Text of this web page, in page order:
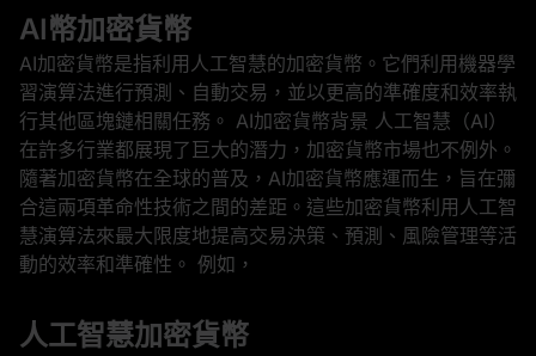
AI幣加密貨幣
AI加密貨幣是指利用人工智慧的加密貨幣。它們利用機器學
習演算法進行預測、自動交易，並以更高的準確度和效率執
行其他區塊鏈相關任務。 AI加密貨幣背景 人工智慧（AI）
在許多行業都展現了巨大的潛力，加密貨幣市場也不例外。
隨著加密貨幣在全球的普及，AI加密貨幣應運而生，旨在彌
合這兩項革命性技術之間的差距。這些加密貨幣利用人工智
慧演算法來最大限度地提高交易決策、預測、風險管理等活
動的效率和準確性。 例如，
人工智慧加密貨幣